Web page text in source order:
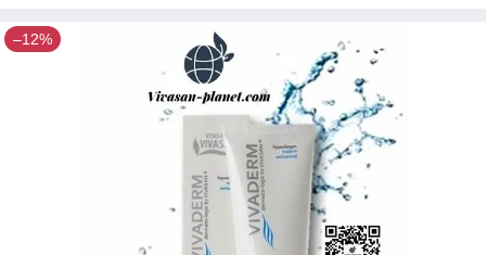
–12%